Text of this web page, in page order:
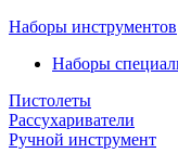
Наборы инструментов
Наборы
Пистолеты
Рассухариватели
Ручной инструмент